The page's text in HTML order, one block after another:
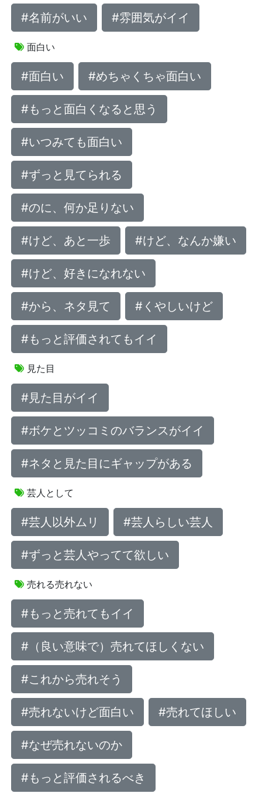
#名前がいい #雰囲気がイイ
面白い
#面白い #めちゃくちゃ面白い
#もっと面白くなると思う
#いつみても面白い
#ずっと見てられる
#のに、何か足りない
#けど、あと一歩 #けど、なんか嫌い
#けど、好きになれない
#から、ネタ見て #くやしいけど
#もっと評価されてもイイ
見た目
#見た目がイイ
#ボケとツッコミのバランスがイイ
#ネタと見た目にギャップがある
芸人として
#芸人以外ムリ #芸人らしい芸人
#ずっと芸人やってて欲しい
売れる売れない
#もっと売れてもイイ
#（良い意味で）売れてほしくない
#これから売れそう
#売れないけど面白い #売れてほしい
#なぜ売れないのか
#もっと評価されるべき